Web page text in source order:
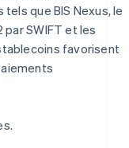
que BIS Nexus, le
SWIFT et les
favorisent